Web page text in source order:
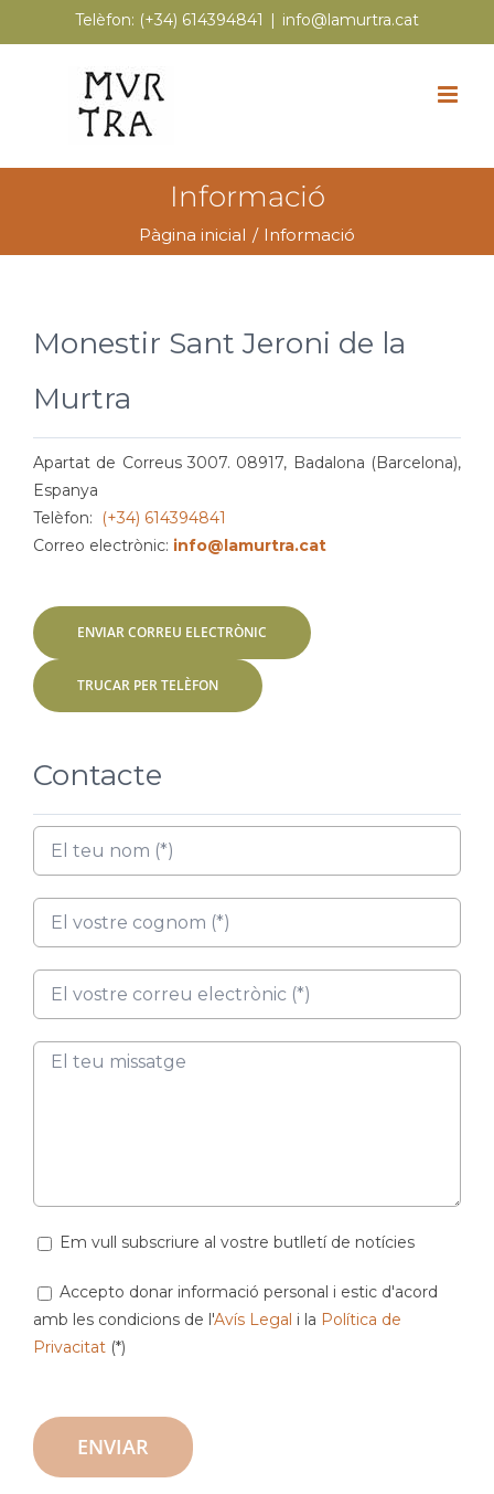
to
Telèfon: (+34) 614394841 info@lamurtra.cat
Informació
Pàgina inicial Informació
Monestir Sant Jeroni de la
Murtra
Apartat de Correus 3007. 08917, Badalona (Barcelona),
Espanya
Telèfon:
(+34) 614394841
Correo electrònic: info@lamurtra.cat
ENVIAR CORREU ELECTRÒNIC
TRUCAR PER TELÈFON
Contacte
Em vull subscriure al vostre butlletí de notícies
Accepto donar informació personal i estic d'acord
amb les condicions de l'Avís Legal i la Política de
Privacitat (*)